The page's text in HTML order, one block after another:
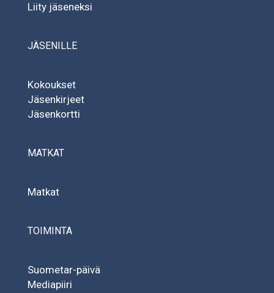
Liity jäseneksi
JÄSENILLE
Kokoukset
Jäsenkirjeet
Jäsenkortti
MATKAT
Matkat
TOIMINTA
Suometar-päivä
Mediapiiri